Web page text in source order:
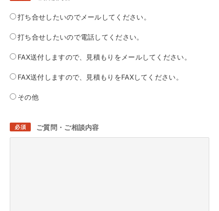
打ち合せしたいのでメールしてください。
打ち合せしたいので電話してください。
FAX送付しますので、見積もりをメールしてください。
FAX送付しますので、見積もりをFAXしてください。
その他
必須 ご質問・ご相談内容